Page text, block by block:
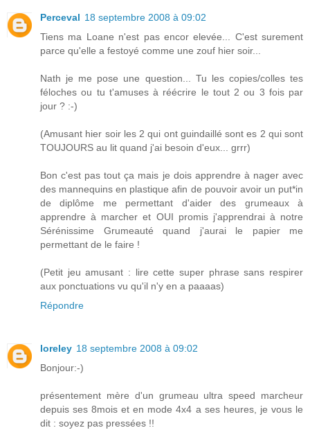
Perceval 18 septembre 2008 à 09:02
Tiens ma Loane n'est pas encor elevée... C'est surement
parce qu'elle a festoyé comme une zouf hier soir...
Nath je me pose une question... Tu les copies/colles tes
féloches ou tu t'amuses à réécrire le tout 2 ou 3 fois par
jour ? :-)
(Amusant hier soir les 2 qui ont guindaillé sont es 2 qui sont
TOUJOURS au lit quand j'ai besoin d'eux... grrr)
Bon c'est pas tout ça mais je dois apprendre à nager avec
des mannequins en plastique afin de pouvoir avoir un put*in
de diplôme me permettant d'aider des grumeaux à
apprendre à marcher et OUI promis j'apprendrai à notre
Sérénissime Grumeauté quand j'aurai le papier me
permettant de le faire !
(Petit jeu amusant : lire cette super phrase sans respirer
aux ponctuations vu qu'il n'y en a paaaas)
Répondre
loreley 18 septembre 2008 à 09:02
Bonjour:-)
présentement mère d'un grumeau ultra speed marcheur
depuis ses 8mois et en mode 4x4 a ses heures, je vous le
dit : soyez pas pressées !!